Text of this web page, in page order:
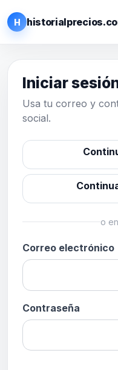
H
Iniciar
Usa tu correo y
social.
o
Correo electrónico
Contraseña